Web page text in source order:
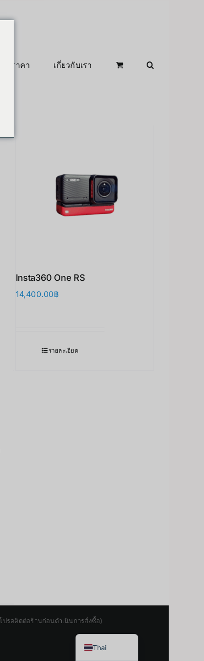
ลดราคา เกี่ยวกับเรา
Insta360 One RS
14,400.00฿
รายละเอียด
รดติดต่อร้านก่อนดำเนินการสั่งซื้อ)
Thai
Chinese